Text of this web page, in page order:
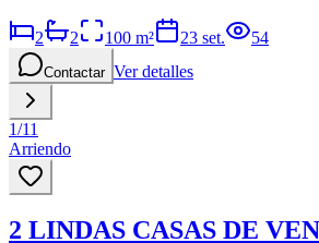
2 2 100 m² 23 set. 54
Contactar Ver detalles
1/11
Arriendo
2 LINDAS CASAS DE